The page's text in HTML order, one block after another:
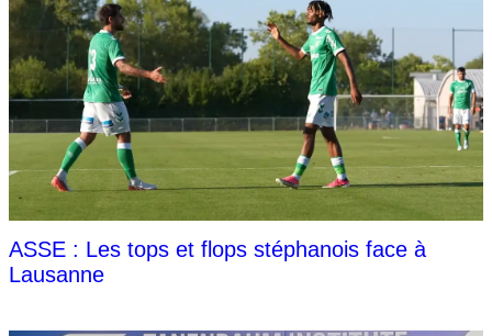
ASSE : Les tops et flops stéphanois face à
Lausanne